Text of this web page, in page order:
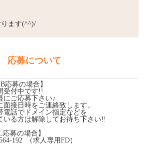
ます(^^)/
応募について
応募の場合】
受付中です!!
にご応募下さい♪
面接日時をご連絡致します。
電話でドメイン指定などを
いる方は解除してお待ち下さい!!
応募の場合】
192 （求人専用FD）